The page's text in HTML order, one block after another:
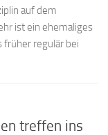
auf dem
ist ein ehemaliges
früher regulär bei
treffen ins